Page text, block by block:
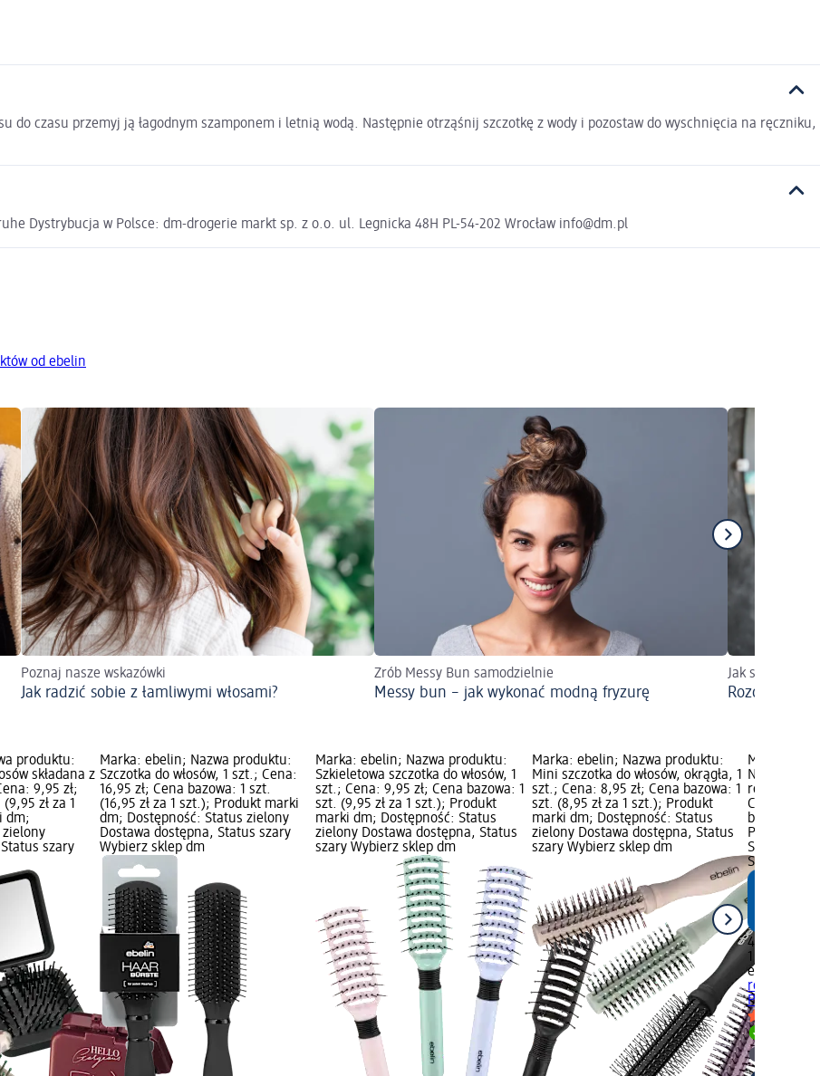
do czasu przemyj ją łagodnym szamponem i letnią wodą. Następnie otrząśnij szczotkę z wody i pozostaw do wyschnięcia na ręczniku,
Dystrybucja w Polsce: dm-drogerie markt sp. z o.o. ul. Legnicka 48H PL-54-202 Wrocław info@dm.pl
od ebelin
Poznaj nasze wskazówki
Jak radzić sobie z łamliwymi włosami?
Zrób Messy Bun samodzielnie
Messy bun – jak wykonać modną fryzurę
Jak sobie z
Rozdwojone
produktu:
składana z
9,95 zł;
zł za 1
dm;
zielony
szary
Marka: ebelin; Nazwa produktu:
Szczotka do włosów, 1 szt.; Cena:
16,95 zł; Cena bazowa: 1 szt.
(16,95 zł za 1 szt.); Produkt marki
dm; Dostępność: Status zielony
Dostawa dostępna, Status szary
Wybierz sklep dm
Marka: ebelin; Nazwa produktu:
Szkieletowa szczotka do włosów, 1
szt.; Cena: 9,95 zł; Cena bazowa: 1
szt. (9,95 zł za 1 szt.); Produkt
marki dm; Dostępność: Status
zielony Dostawa dostępna, Status
szary Wybierz sklep dm
Marka: ebelin; Nazwa produktu:
Mini szczotka do włosów, okrągła, 1
szt.; Cena: 8,95 zł; Cena bazowa: 1
szt. (8,95 zł za 1 szt.); Produkt
marki dm; Dostępność: Status
zielony Dostawa dostępna, Status
szary Wybierz sklep dm
Marka:
Nazwa
Classic, 1
bazowa: 1
Produkt
Status
Status
44,95 zł
1 szt.
ebelin